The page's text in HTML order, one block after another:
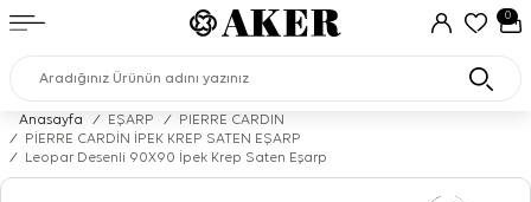
0
Anasayfa / EŞARP /
PIERRE CARDIN
/
PİERRE CARDİN İPEK KREP SATEN EŞARP
/
Leopar Desenli 90X90 İpek Krep Saten Eşarp